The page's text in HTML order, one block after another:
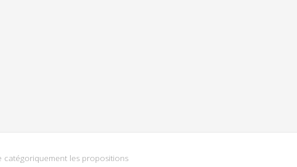
catégoriquement les propositions